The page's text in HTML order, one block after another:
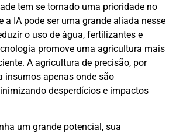
tem se tornado uma prioridade no
a IA pode ser uma grande aliada nesse
o uso de água, fertilizantes e
promove uma agricultura mais
A agricultura de precisão, por
insumos apenas onde são
desperdícios e impactos
um grande potencial, sua